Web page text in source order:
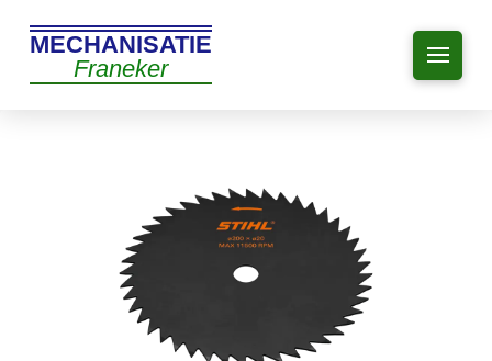
MECHANISATIE
Franeker